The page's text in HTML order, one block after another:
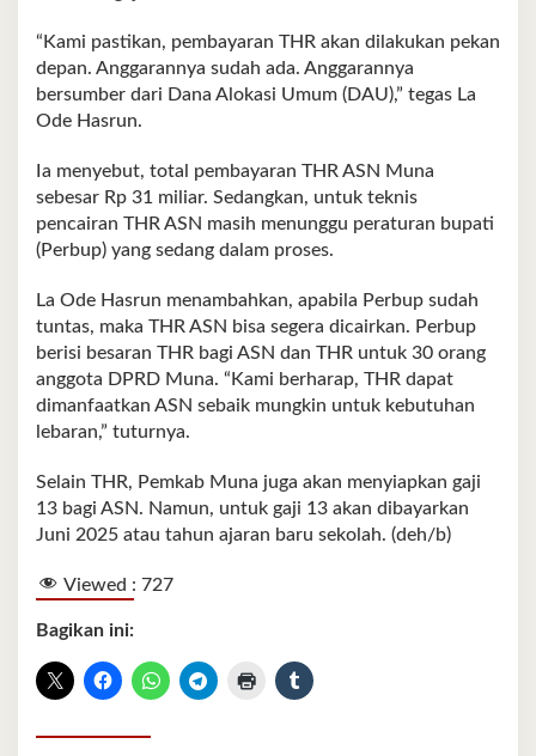
“Kami pastikan, pembayaran THR akan dilakukan pekan
depan. Anggarannya sudah ada. Anggarannya
bersumber dari Dana Alokasi Umum (DAU),” tegas La
Ode Hasrun.
Ia menyebut, total pembayaran THR ASN Muna
sebesar Rp 31 miliar. Sedangkan, untuk teknis
pencairan THR ASN masih menunggu peraturan bupati
(Perbup) yang sedang dalam proses.
La Ode Hasrun menambahkan, apabila Perbup sudah
tuntas, maka THR ASN bisa segera dicairkan. Perbup
berisi besaran THR bagi ASN dan THR untuk 30 orang
anggota DPRD Muna. “Kami berharap, THR dapat
dimanfaatkan ASN sebaik mungkin untuk kebutuhan
lebaran,” tuturnya.
Selain THR, Pemkab Muna juga akan menyiapkan gaji
13 bagi ASN. Namun, untuk gaji 13 akan dibayarkan
Juni 2025 atau tahun ajaran baru sekolah. (deh/b)
Viewed : 727
Bagikan ini: